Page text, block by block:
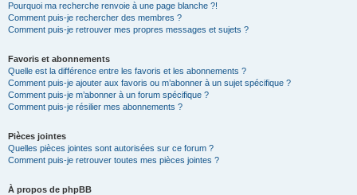
Pourquoi ma recherche renvoie à une page blanche ?!
Comment puis-je rechercher des membres ?
Comment puis-je retrouver mes propres messages et sujets ?
Favoris et abonnements
Quelle est la différence entre les favoris et les abonnements ?
Comment puis-je ajouter aux favoris ou m’abonner à un sujet spécifique ?
Comment puis-je m’abonner à un forum spécifique ?
Comment puis-je résilier mes abonnements ?
Pièces jointes
Quelles pièces jointes sont autorisées sur ce forum ?
Comment puis-je retrouver toutes mes pièces jointes ?
À propos de phpBB